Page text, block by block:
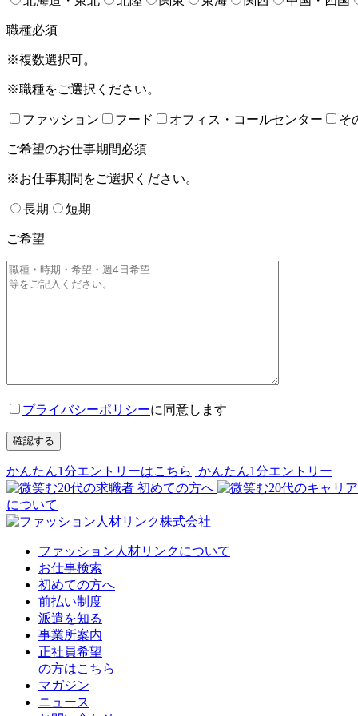
職種必須
※複数選択可。
※職種をご選択ください。
ファッション フード オフィス・コールセンター そ
ご希望のお仕事期間必須
※お仕事期間をご選択ください。
長期 短期
ご希望
プライバシーポリシーに同意します
確認する
かんたん1分エントリーはこちら かんたん1分エントリー
初めての方へ
について
ファッション人材リンクについて
お仕事検索
初めての方へ
前払い制度
派遣を知る
事業所案内
正社員希望
の方はこちら
マガジン
ニュース